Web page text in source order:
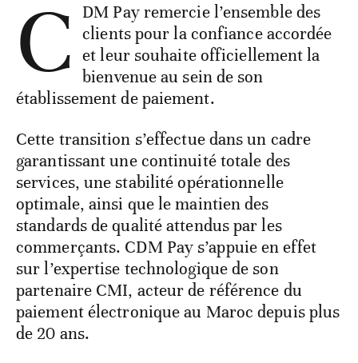
C
DM Pay remercie l’ensemble des
clients pour la confiance accordée
et leur souhaite officiellement la
bienvenue au sein de son
établissement de paiement.
Cette transition s’effectue dans un cadre
garantissant une continuité totale des
services, une stabilité opérationnelle
optimale, ainsi que le maintien des
standards de qualité attendus par les
commerçants. CDM Pay s’appuie en effet
sur l’expertise technologique de son
partenaire CMI, acteur de référence du
paiement électronique au Maroc depuis plus
de 20 ans.